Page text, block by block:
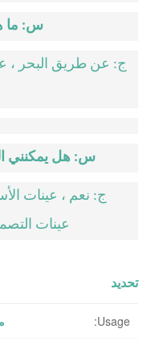
س: ما
ج: عن طريق البحر ،
س: هل يمكنني
ج: نعم ، عينات
عينات
تحديد
Usage: